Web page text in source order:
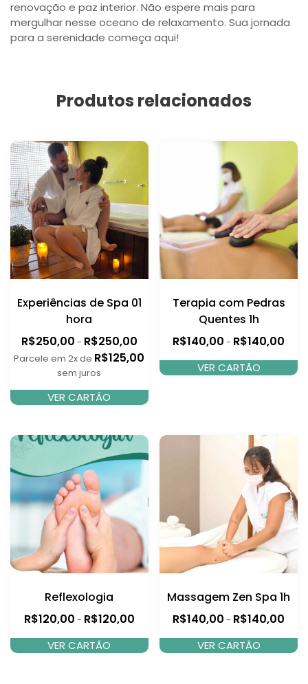
renovação e paz interior. Não espere mais para
mergulhar nesse oceano de relaxamento. Sua jornada
para a serenidade começa aqui!
Produtos relacionados
Experiências de Spa 01
hora
R$250,00 - R$250,00
Parcele em 2x de R$125,00
sem juros
VER CARTÃO
Terapia com Pedras
Quentes 1h
R$140,00 - R$140,00
VER CARTÃO
Reflexologia
R$120,00 - R$120,00
VER CARTÃO
Massagem Zen Spa 1h
R$140,00 - R$140,00
VER CARTÃO